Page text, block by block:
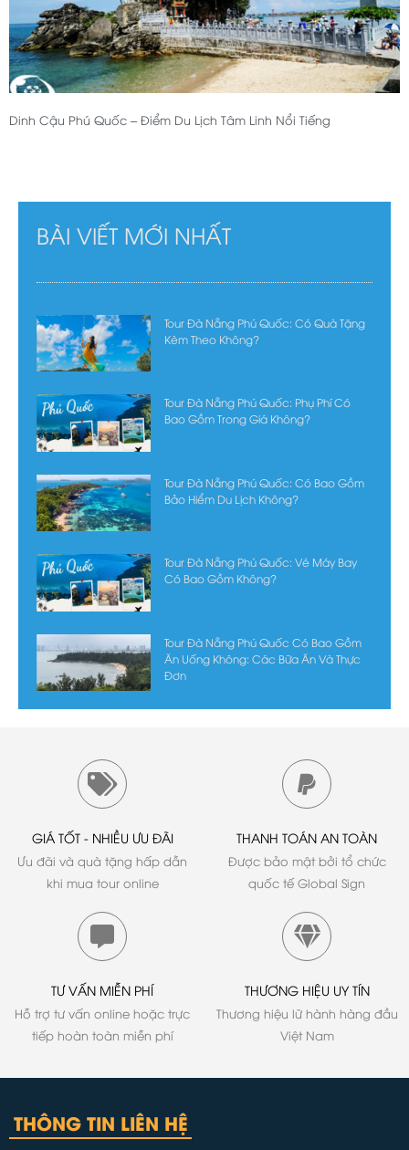
Dinh Cậu Phú Quốc – Điểm Du Lịch Tâm Linh Nổi Tiếng
BÀI VIẾT MỚI NHẤT
Tour Đà Nẵng Phú Quốc: Có Quà Tặng
Kèm Theo Không?
Tour Đà Nẵng Phú Quốc: Phụ Phí Có
Bao Gồm Trong Giá Không?
Tour Đà Nẵng Phú Quốc: Có Bao Gồm
Bảo Hiểm Du Lịch Không?
Tour Đà Nẵng Phú Quốc: Vé Máy Bay
Có Bao Gồm Không?
Tour Đà Nẵng Phú Quốc Có Bao Gồm
Ăn Uống Không: Các Bữa Ăn Và Thực
Đơn
GIÁ TỐT - NHIỀU ƯU ĐÃI
Ưu đãi và quà tặng hấp dẫn
khi mua tour online
THANH TOÁN AN TOÀN
Được bảo mật bởi tổ chức
quốc tế Global Sign
TƯ VẤN MIỄN PHÍ
Hỗ trợ tư vấn online hoặc trực
tiếp hoàn toàn miễn phí
THƯƠNG HIỆU UY TÍN
Thương hiệu lữ hành hàng đầu
Việt Nam
THÔNG TIN LIÊN HỆ